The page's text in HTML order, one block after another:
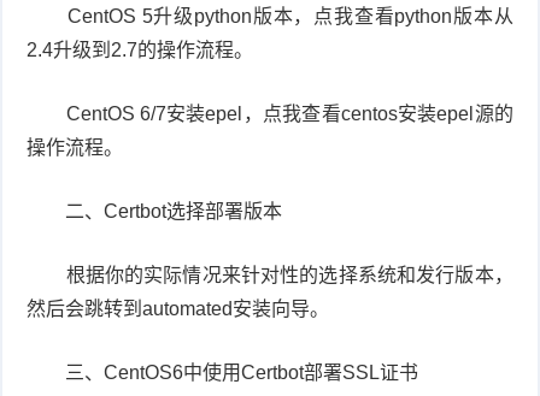
CentOS 5升级python版本，点我查看python版本从
2.4升级到2.7的操作流程。
CentOS 6/7安装epel，点我查看centos安装epel源的
操作流程。
二、Certbot选择部署版本
根据你的实际情况来针对性的选择系统和发行版本，
然后会跳转到automated安装向导。
三、CentOS6中使用Certbot部署SSL证书